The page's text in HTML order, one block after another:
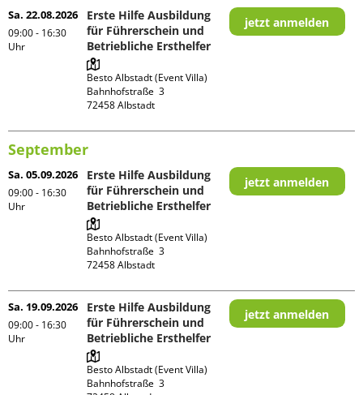
Sa. 22.08.2026
09:00 - 16:30
Uhr
Erste Hilfe Ausbildung
für Führerschein und
Betriebliche Ersthelfer
Besto Albstadt (Event Villa)
Bahnhofstraße  3
jetzt anmelden
September
Sa. 05.09.2026
09:00 - 16:30
Uhr
Erste Hilfe Ausbildung
für Führerschein und
Betriebliche Ersthelfer
Besto Albstadt (Event Villa)
Bahnhofstraße  3
jetzt anmelden
Sa. 19.09.2026
09:00 - 16:30
Uhr
Erste Hilfe Ausbildung
für Führerschein und
Betriebliche Ersthelfer
Besto Albstadt (Event Villa)
Bahnhofstraße  3
jetzt anmelden